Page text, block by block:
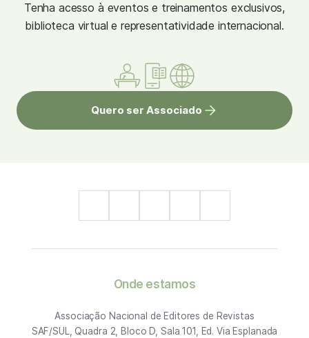
Tenha acesso à eventos e treinamentos exclusivos,
biblioteca virtual e representatividade internacional.
Quero ser Associado
Onde estamos
Associação Nacional de Editores de Revistas
SAF/SUL, Quadra 2, Bloco D, Sala 101, Ed. Via Esplanada